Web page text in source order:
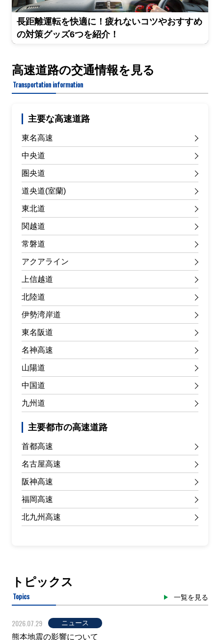
長距離運転を快適に！疲れないコツやおすすめ
の対策グッズ6つを紹介！
高速道路の交通情報を見る
Transportation information
主要な高速道路
東名高速
中央道
圏央道
道央道(室蘭)
東北道
関越道
常磐道
アクアライン
上信越道
北陸道
伊勢湾岸道
東名阪道
名神高速
山陽道
中国道
九州道
主要都市の高速道路
首都高速
名古屋高速
阪神高速
福岡高速
北九州高速
トピックス
Topics 一覧を見る
2026.07.29 ニュース
熊本地震の影響について